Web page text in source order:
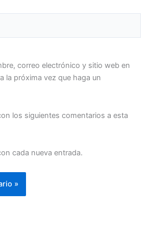
correo electrónico y sitio web en
la próxima vez que haga un
los siguientes comentarios a esta
cada nueva entrada.